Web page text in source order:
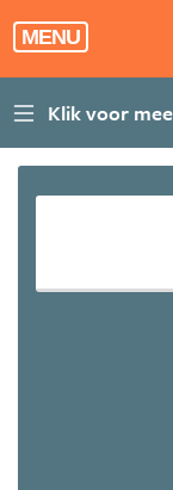
MENU